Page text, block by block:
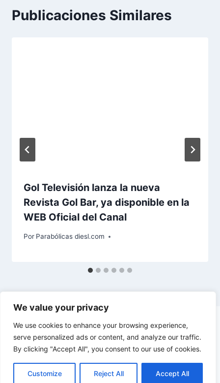
We value your privacy
We use cookies to enhance your browsing experience,
serve personalized ads or content, and analyze our traffic.
By clicking "Accept All", you consent to our use of cookies.
Customize Reject All Accept All
Publicaciones Similares
Gol Televisión lanza la nueva
Revista Gol Bar, ya disponible en la
WEB Oficial del Canal
Por Parabólicas diesl.com
© 2026 diesl.com - Tema para WordPress por
Kadence WP